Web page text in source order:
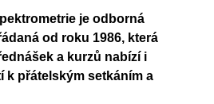
je odborná
od roku 1986, která
a kurzů nabízí i
k přátelským setkáním a